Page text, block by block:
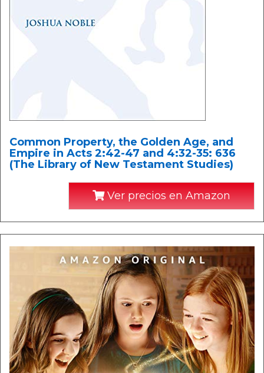
Common Property, the Golden Age, and
Empire in Acts 2:42-47 and 4:32-35: 636
(The Library of New Testament Studies)
Ver precios en Amazon